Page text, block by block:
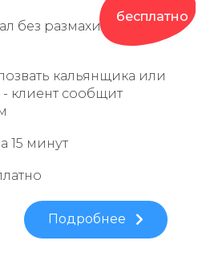
без размахивания
кальянщика или
клиент сообщит
15 минут
бесплатно
Подробнее